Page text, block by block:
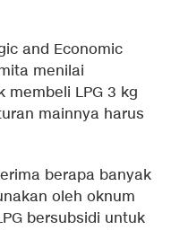
and Economic
menilai
membeli LPG 3 kg
mainnya harus
berapa banyak
oleh oknum
bersubsidi untuk